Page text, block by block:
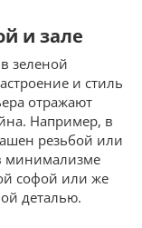
и зале
зеленой
и стиль
отражают
Например, в
резьбой или
минимализме
софой или же
деталью.